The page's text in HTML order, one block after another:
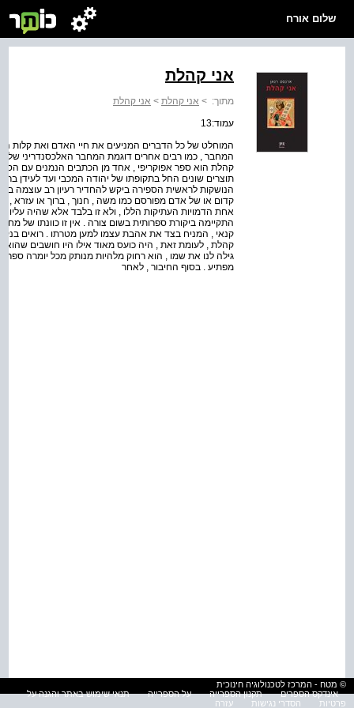
שלום אורח
אני קהלת
מתוך: > אני קהלת > אני קהלת
עמוד:13
המוחלט של כל הדברים המניעים את חיי האדם ואת
המחבר , כמו רבים אחרים דוגמת המחבר האלכסנדריני
קהלת הוא ספר אפוקריפי , אחד מן הכתבים הנמנים עם
תוצרים שונים החל בתקופתו של יהודה המכבי ועד לעידן
הנושקות לראשית הספירה ביקש להחדיר רעיון רב עוצמה
קדום או של אדם מפורסם כמו משה , חנוך , ברוך או עזרא ,
אחת הדמויות העתיקות הללו , ולא זו בלבד אלא שהיה עליו
התקיימה ביקורת ספרותית בשום צורה . אין זו כוונתו של
קנאי , המניח בצד את אהבת עצמו למען מטרתו . רואים
קהלת , לעומת זאת , היה כועס מאוד אילו היו חושבים
גילה לנו את שמו , הוא רחוק מלהיות מנותק מכל יומרה
מפתיע . בסוף החיבור , לאחר
© מטח - המרכז לטכנולוגיה חינוכית
אינדקס הספרים
תקנון הספרייה על הספרייה
תנאי שימוש באתר והגנה על
פרטיות
הסדרי נגישות עזרה